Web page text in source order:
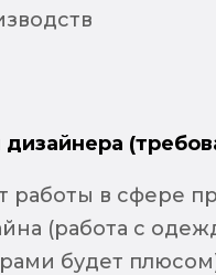
работы в сфере
(работа с
будет